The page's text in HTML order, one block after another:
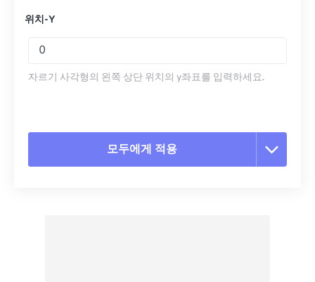
위치-Y
자르기 사각형의 왼쪽 상단 위치의 y좌표를 입력하세요.
모두에게 적용